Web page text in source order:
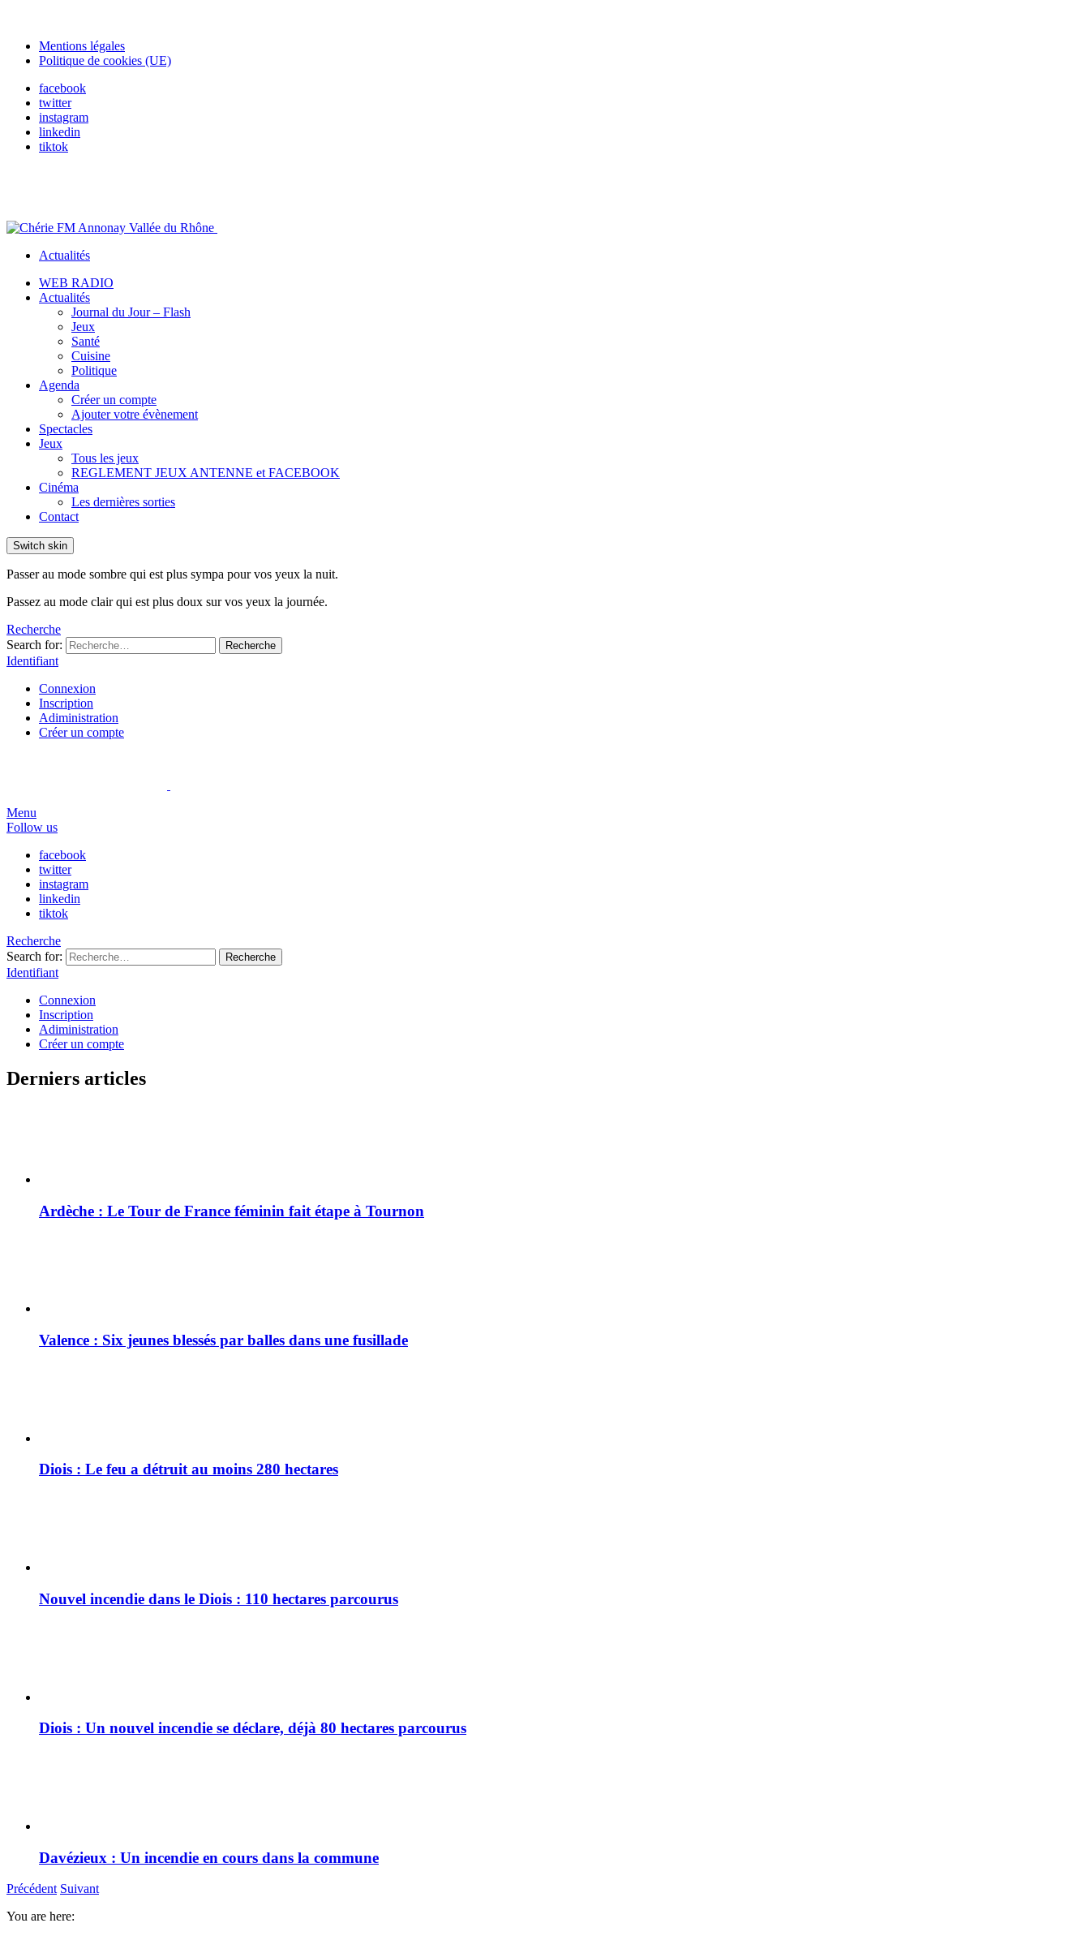
Mentions légales
Politique de cookies (UE)
facebook
twitter
instagram
linkedin
tiktok
Actualités
WEB RADIO
Actualités
Journal du Jour – Flash
Jeux
Santé
Cuisine
Politique
Agenda
Créer un compte
Ajouter votre évènement
Spectacles
Jeux
Tous les jeux
REGLEMENT JEUX ANTENNE et FACEBOOK
Cinéma
Les dernières sorties
Contact
Switch skin
Passer au mode sombre qui est plus sympa pour vos yeux la nuit.
Passez au mode clair qui est plus doux sur vos yeux la journée.
Recherche
Search for:
Recherche
Identifiant
Connexion
Inscription
Adiministration
Créer un compte
Menu
Follow us
facebook
twitter
instagram
linkedin
tiktok
Recherche
Search for:
Recherche
Identifiant
Connexion
Inscription
Adiministration
Créer un compte
Derniers articles
Ardèche : Le Tour de France féminin fait étape à Tournon
Valence : Six jeunes blessés par balles dans une fusillade
Diois : Le feu a détruit au moins 280 hectares
Nouvel incendie dans le Diois : 110 hectares parcourus
Diois : Un nouvel incendie se déclare, déjà 80 hectares parcourus
Davézieux : Un incendie en cours dans la commune
Précédent Suivant
You are here: